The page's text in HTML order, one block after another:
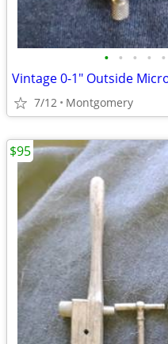
• • • • •
7/12 Montgomery
$95